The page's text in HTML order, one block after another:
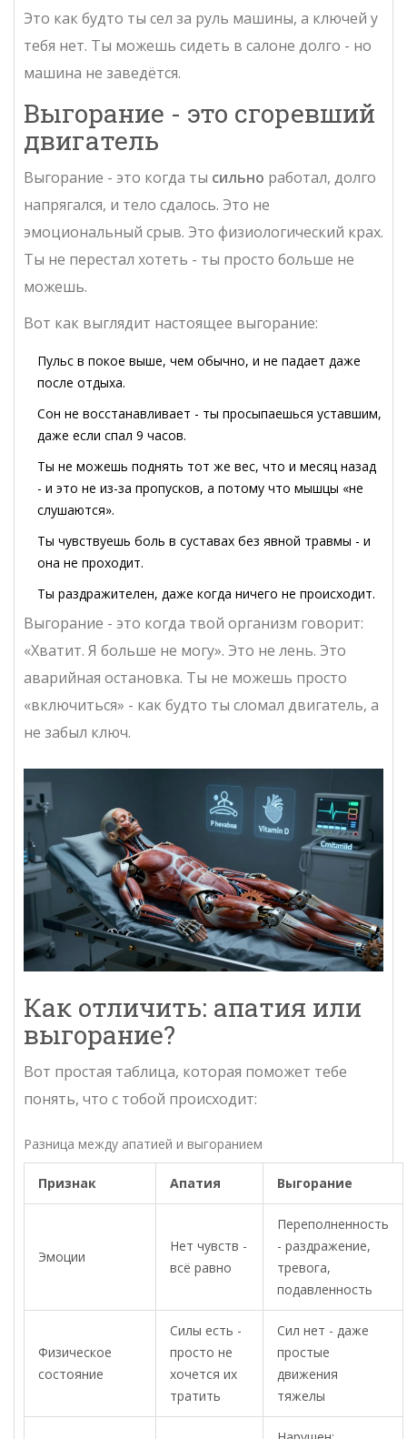
Это как будто ты сел за руль машины, а ключей у
тебя нет. Ты можешь сидеть в салоне долго - но
машина не заведётся.
Выгорание - это сгоревший
двигатель
Выгорание - это когда ты сильно работал, долго
напрягался, и тело сдалось. Это не
эмоциональный срыв. Это физиологический крах.
Ты не перестал хотеть - ты просто больше не
можешь.
Вот как выглядит настоящее выгорание:
Пульс в покое выше, чем обычно, и не падает даже
после отдыха.
Сон не восстанавливает - ты просыпаешься уставшим,
даже если спал 9 часов.
Ты не можешь поднять тот же вес, что и месяц назад
- и это не из-за пропусков, а потому что мышцы «не
слушаются».
Ты чувствуешь боль в суставах без явной травмы - и
она не проходит.
Ты раздражителен, даже когда ничего не происходит.
Выгорание - это когда твой организм говорит:
«Хватит. Я больше не могу». Это не лень. Это
аварийная остановка. Ты не можешь просто
«включиться» - как будто ты сломал двигатель, а
не забыл ключ.
Как отличить: апатия или
выгорание?
Вот простая таблица, которая поможет тебе
понять, что с тобой происходит:
Разница между апатией и выгоранием
Признак Апатия Выгорание
Эмоции
Нет чувств -
всё равно
Переполненность
- раздражение,
тревога,
подавленность
Физическое
состояние
Силы есть -
просто не
хочется их
тратить
Сил нет - даже
простые
движения
тяжелы